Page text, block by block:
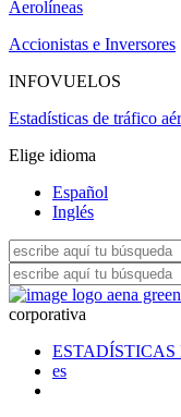
Aerolíneas
Accionistas e Inversores
INFOVUELOS
Estadísticas de tráfico
Elige idioma
Español
Inglés
corporativa
ESTADÍSTICAS
es